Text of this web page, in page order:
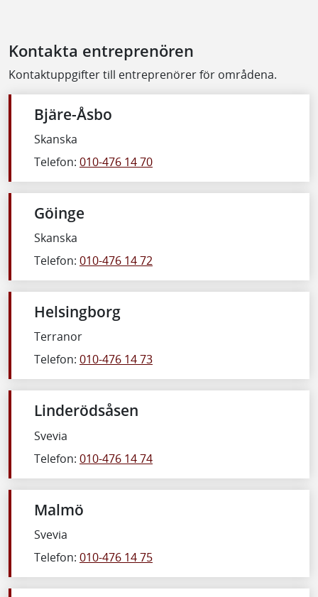
Kontakta entreprenören
Kontaktuppgifter till entreprenörer för områdena.
Bjäre-Åsbo
Skanska
Telefon: 010-476 14 70
Göinge
Skanska
Telefon: 010-476 14 72
Helsingborg
Terranor
Telefon: 010-476 14 73
Linderödsåsen
Svevia
Telefon: 010-476 14 74
Malmö
Svevia
Telefon: 010-476 14 75